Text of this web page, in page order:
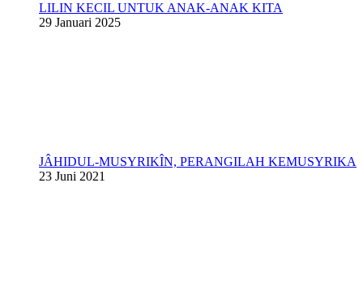
LILIN KECIL UNTUK ANAK-ANAK KITA
29 Januari 2025
JÂHIDUL-MUSYRIKÎN, PERANGILAH KEMUSYRIKA
23 Juni 2021